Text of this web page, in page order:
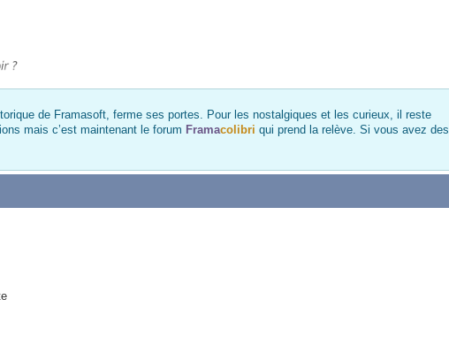
de Framasoft, ferme ses portes. Pour les nostalgiques et les curieux, il reste
mais c’est maintenant le forum Framacolibri qui prend la relève. Si vous avez des